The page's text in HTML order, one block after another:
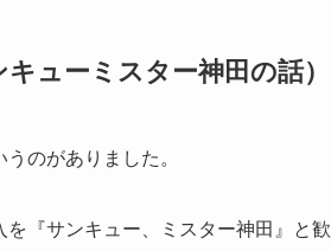
ューミスター神田の話）
のがありました。
を『サンキュー、ミスター神田』